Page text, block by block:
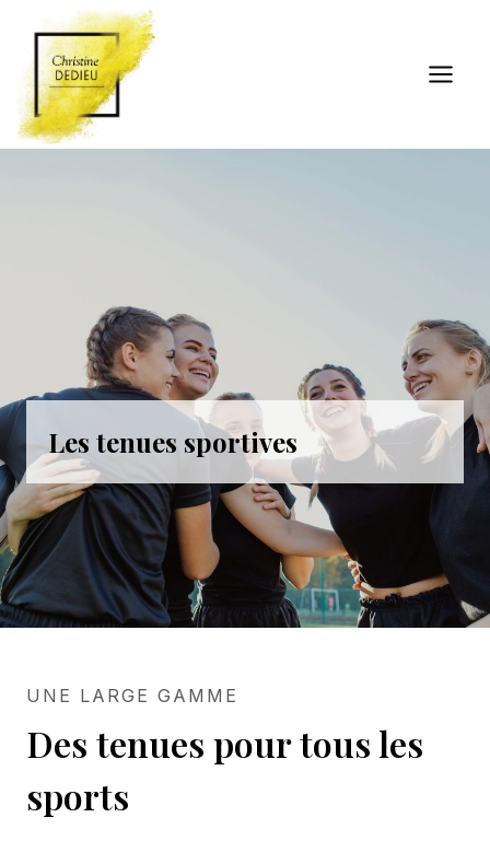
contenu
Les tenues sportives
UNE LARGE GAMME
Des tenues pour tous les
sports